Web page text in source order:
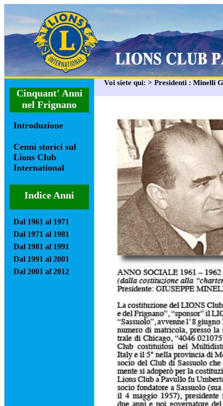
Cinquant' Anni
nel Frignano
Introduzione
Cenni storici sul
Lions Club
International
Indice Anni
Dal 1961 al 1971
Dal 1971 al 1981
Dal 1981 al 1991
Dal 1991 al 2001
Dal 2001 al 2012
Voi siete qui: > Presidenti : Minelli